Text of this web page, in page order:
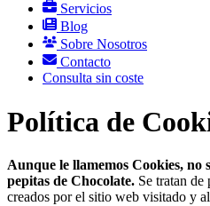
Servicios
Blog
Sobre Nosotros
Contacto
Consulta sin coste
Política de
Aunque le llamemos Cookies, no
pepitas de Chocolate. Se tratan de
creados por el sitio web visitado y